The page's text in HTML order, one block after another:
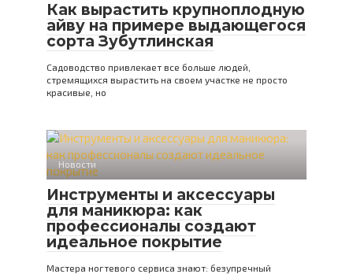
Как вырастить крупноплодную
айву на примере выдающегося
сорта Зубутлинская
Садоводство привлекает все больше людей,
стремящихся вырастить на своем участке не просто
красивые, но
Новости
Инструменты и аксессуары
для маникюра: как
профессионалы создают
идеальное покрытие
Мастера ногтевого сервиса знают: безупречный